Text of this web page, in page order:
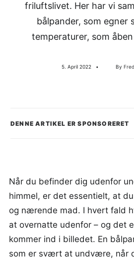
SEARCH
friluftslivet. Her har vi
bålpander, som egner
temperaturer, som
5. April 2022 • By
DENNE ARTIKEL ER SPONSORERET
Når du befinder dig udenfor
himmel, er det essentielt, at
og nærende mad. I hvert fald
at overnatte udenfor – og det
kommer ind i billedet. En
som er svært at undvære, når